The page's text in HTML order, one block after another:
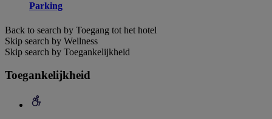
Parking
Back to search by Toegang tot het hotel
Skip search by Wellness
Skip search by Toegankelijkheid
Toegankelijkheid